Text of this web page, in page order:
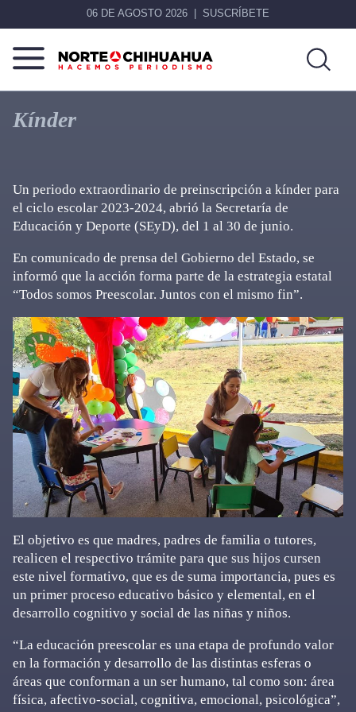
06 DE AGOSTO 2026 SUSCRÍBETE
Norte
De
Chihuahua
Más
que
noticias,
Kínder
Un periodo extraordinario de preinscripción a kínder para
el ciclo escolar 2023-2024, abrió la Secretaría de
Educación y Deporte (SEyD), del 1 al 30 de junio.
En comunicado de prensa del Gobierno del Estado, se
informó que la acción forma parte de la estrategia estatal
“Todos somos Preescolar. Juntos con el mismo fin”.
El objetivo es que madres, padres de familia o tutores,
realicen el respectivo trámite para que sus hijos cursen
este nivel formativo, que es de suma importancia, pues es
un primer proceso educativo básico y elemental, en el
desarrollo cognitivo y social de las niñas y niños.
“La educación preescolar es una etapa de profundo valor
en la formación y desarrollo de las distintas esferas o
áreas que conforman a un ser humano, tal como son: área
física, afectivo-social, cognitiva, emocional, psicológica”,